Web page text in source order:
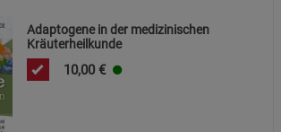
Adaptogene in der medizinischen
Kräuterheilkunde
10,00 €